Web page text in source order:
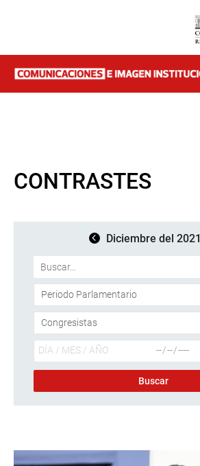
CONTRASTES
Diciembre del 2021